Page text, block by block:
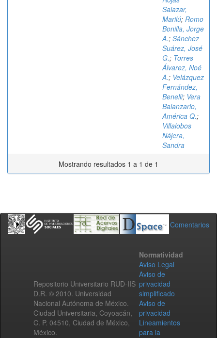
Salazar,
Marilú; Romo
Bonilla, Jorge
A.; Sánchez
Suárez, José
G.; Torres
Álvarez, Noé
A.; Velázquez
Fernández,
Benelli; Vera
Balanzario,
América Q.;
Villalobos
Nájera,
Sandra
Mostrando resultados 1 a 1 de 1
Comentarios
Repositorio Universitario RUD-IIS
D.R. © 2010. Universidad
Nacional Autónoma de México.
Ciudad Universitaria, Coyoacán,
C. P. 04510, Ciudad de México,
México.
Normatividad
Aviso Legal
Aviso de
privacidad
simplificado
Aviso de
privacidad
Lineamientos
para la